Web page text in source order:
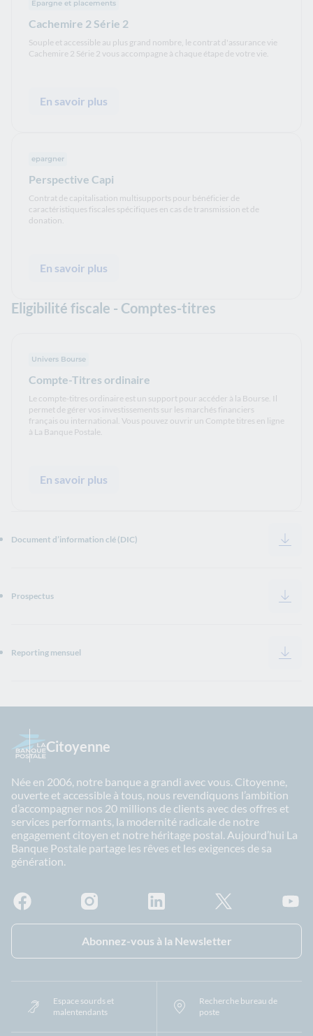
Cachemire 2 Série 2
Epargne et placements
Souple et accessible au plus grand nombre, le contrat d'assurance vie
Cachemire 2 Série 2 vous accompagne à chaque étape de votre vie.
En savoir plus
Perspective Capi
epargner
Contrat de capitalisation multisupports pour bénéficier de
caractéristiques fiscales spécifiques en cas de transmission et de
donation.
En savoir plus
Eligibilité fiscale - Comptes-titres
Compte-Titres ordinaire
Univers Bourse
Le compte-titres ordinaire est un support pour accéder à la Bourse. Il
permet de gérer vos investissements sur les marchés financiers
français ou international. Vous pouvez ouvrir un Compte titres en ligne
à La Banque Postale.
En savoir plus
Document d’information clé (DIC)
Ouverture dans un nouvel onglet
Prospectus
Ouverture dans un nouvel onglet
Reporting mensuel
Ouverture dans un nouvel onglet
Citoyenne
Née en 2006, notre banque a grandi avec vous. Citoyenne,
ouverte et accessible à tous, nous revendiquons l’ambition
d’accompagner nos 20 millions de clients avec des offres et
services performants, la modernité radicale de notre
engagement citoyen et notre héritage postal. Aujourd’hui La
Banque Postale partage les rêves et les exigences de sa
génération.
Abonnez-vous à la Newsletter
Espace sourds et
malentendants
Recherche bureau de
poste